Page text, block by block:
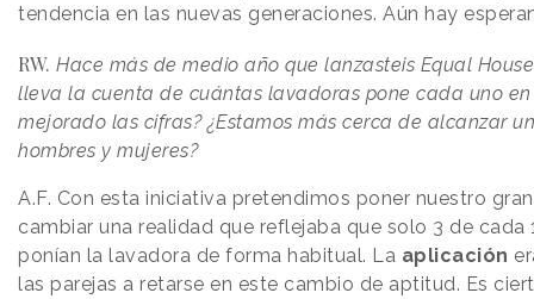
tendencia en las nuevas generaciones. Aún hay
RW. Hace más de medio año que lanzasteis Equal
lleva la cuenta de cuántas lavadoras pone cada uno
mejorado las cifras? ¿Estamos más cerca de alcanzar
hombres y mujeres?
A.F. Con esta iniciativa pretendimos poner nuestro
cambiar una realidad que reflejaba que solo 3 de cada
ponían la lavadora de forma habitual. La aplicación
las parejas a retarse en este cambio de aptitud. Es